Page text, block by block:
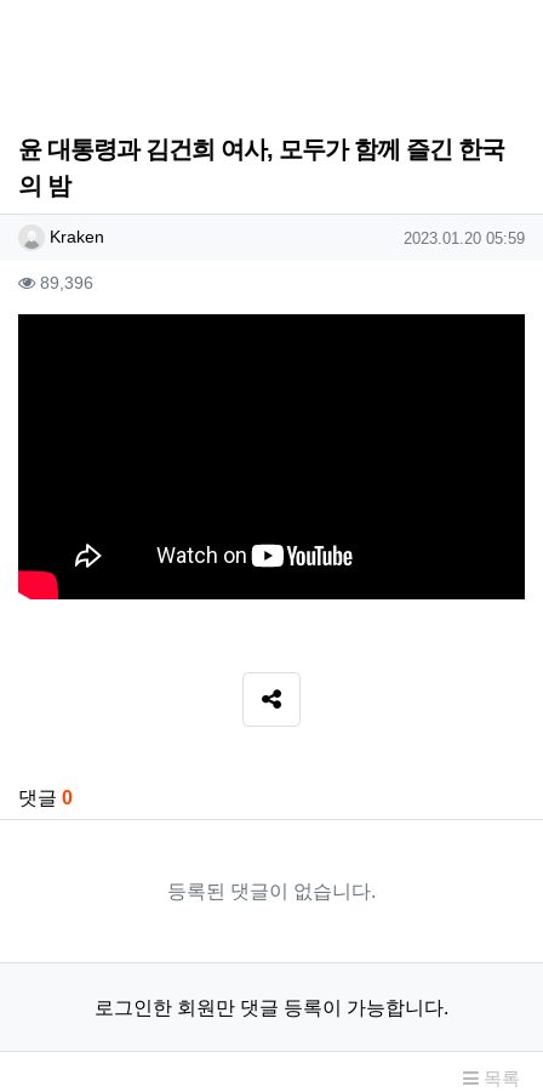
윤 대통령과 김건희 여사, 모두가 함께 즐긴 한국
의 밤
작성자 정보
Kraken 작성일
2023.01.20 05:59
컨텐츠 정보
89,396
SNS 공유
댓글 0
등록된 댓글이 없습니다.
로그인한 회원만 댓글 등록이 가능합니다.
목록